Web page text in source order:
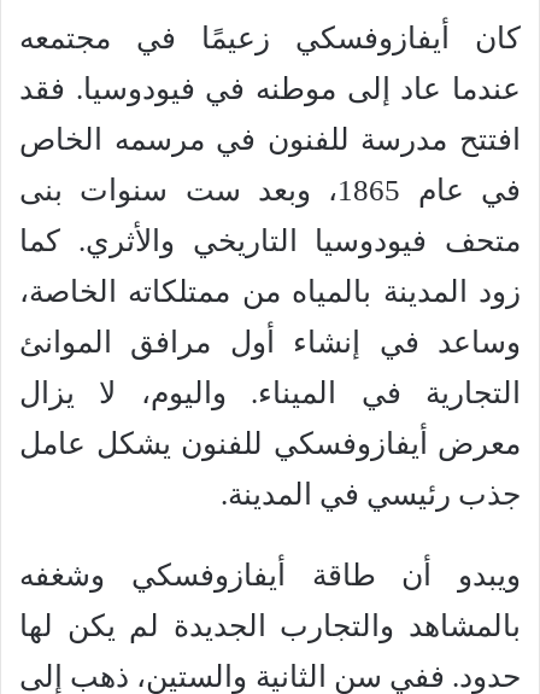
كان أيفازوفسكي زعيمًا في مجتمعه
عندما عاد إلى موطنه في فيودوسيا. فقد
افتتح مدرسة للفنون في مرسمه الخاص
في عام 1865، وبعد ست سنوات بنى
متحف فيودوسيا التاريخي والأثري. كما
زود المدينة بالمياه من ممتلكاته الخاصة،
وساعد في إنشاء أول مرافق الموانئ
التجارية في الميناء. واليوم، لا يزال
معرض أيفازوفسكي للفنون يشكل عامل
جذب رئيسي في المدينة.
ويبدو أن طاقة أيفازوفسكي وشغفه
بالمشاهد والتجارب الجديدة لم يكن لها
حدود. ففي سن الثانية والستين، ذهب إلى